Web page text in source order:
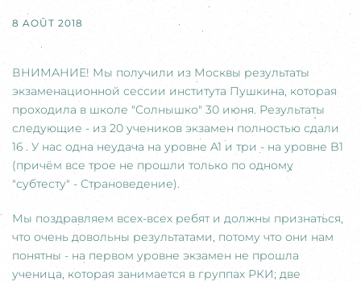
8 AOÛT 2018
ВНИМАНИЕ! Мы получили из Москвы результаты
экзаменационной сессии института Пушкина, которая
проходила в школе "Солнышко" 30 июня. Результаты
следующие - из 20 учеников экзамен полностью сдали
16 . У нас одна неудача на уровне A1 и три - на уровне B1
(причём все трое не прошли только по одному
"субтесту" - Страноведение).
Мы поздравляем всех-всех ребят и должны признаться,
что очень довольны результатами, потому что они нам
понятны - на первом уровне экзамен не прошла
ученица, которая занимается в группах РКИ; две